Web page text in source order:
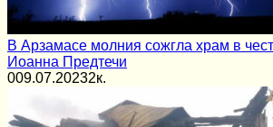
В Арзамасе молния сожгла храм в
Иоанна Предтечи
009.07.20232к.